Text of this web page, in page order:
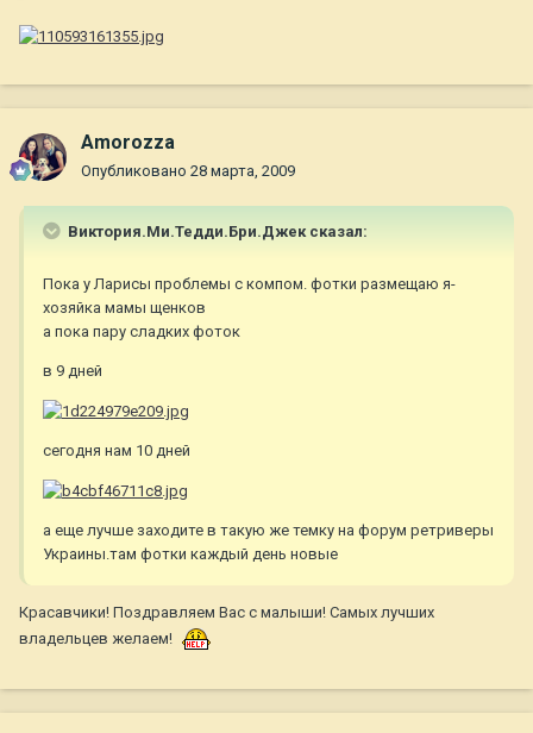
Amorozza
Опубликовано 28 марта, 2009
Виктория.Ми.Тедди.Бри.Джек сказал:
Пока у Ларисы проблемы с компом. фотки размещаю я-
хозяйка мамы щенков
а пока пару сладких фоток
в 9 дней
сегодня нам 10 дней
а еще лучше заходите в такую же темку на форум ретриверы
Украины.там фотки каждый день новые
Красавчики! Поздравляем Вас с малыши! Самых лучших
владельцев желаем!